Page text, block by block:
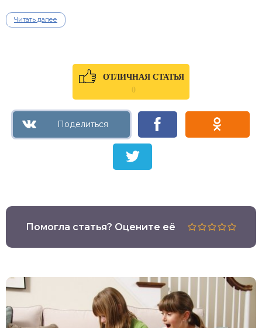
Читать далее
ОТЛИЧНАЯ СТАТЬЯ
0
Помогла статья? Оцените её